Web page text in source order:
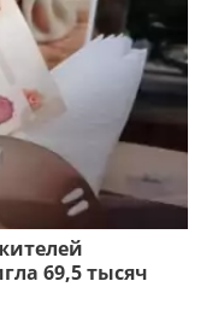
69,5 тысяч